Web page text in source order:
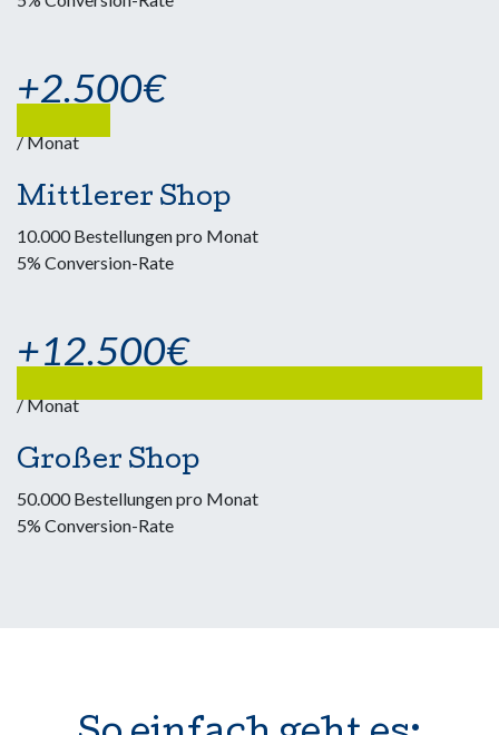
+2.500€
/ Monat
Mittlerer Shop
10.000 Bestellungen pro Monat
5% Conversion-Rate
+12.500€
/ Monat
Großer Shop
50.000 Bestellungen pro Monat
5% Conversion-Rate